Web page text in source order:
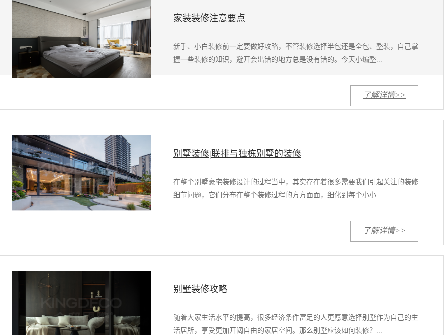
家装装修注意要点
新手、小白装修前一定要做好攻略，不管装修选择半包还是全包、整装，自己掌
握一些装修的知识，避开会出错的地方总是没有错的。今天小编整...
了解详情>>
别墅装修|联排与独栋别墅的装修
在整个别墅豪宅装修设计的过程当中，其实存在着很多需要我们引起关注的装修
细节问题，它们分布在整个装修过程的方方面面，细化到每个小小...
了解详情>>
别墅装修攻略
随着大家生活水平的提高，很多经济条件富足的人更愿意选择别墅作为自己的生
活居所，享受更加开阔自由的家居空间。那么别墅应该如何装修？...